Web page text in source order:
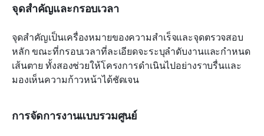
จุดสำคัญและกรอบเวลา
จุดสำคัญเป็นเครื่องหมายของความสำเร็จและจุดตรวจสอบ
หลัก ขณะที่กรอบเวลาที่ละเอียดจะระบุลำดับงานและกำหนด
เส้นตาย ทั้งสองช่วยให้โครงการดำเนินไปอย่างราบรื่นและ
มองเห็นความก้าวหน้าได้ชัดเจน
การจัดการงานแบบรวมศูนย์